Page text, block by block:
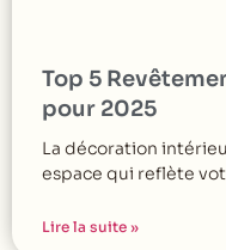
Top 5
pour 2025
La décoration
espace qui reflète
Lire la suite »